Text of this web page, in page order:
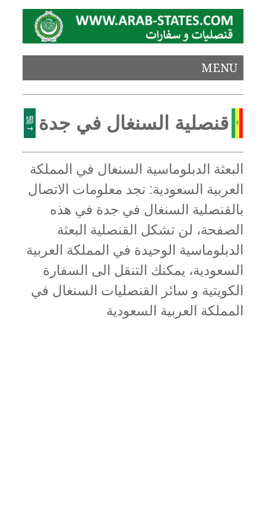
MENU
قنصلية السنغال في جدة
البعثة الدبلوماسية السنغال في المملكة
العربية السعودية: تجد معلومات الاتصال
بالقنصلية السنغال في جدة في هذه
الصفحة، لن تشكل القنصلية البعثة
الدبلوماسية الوحيدة في المملكة العربية
السعودية، يمكنك التنقل الى السفارة
الكويتية و سائر القنصليات السنغال في
المملكة العربية السعودية